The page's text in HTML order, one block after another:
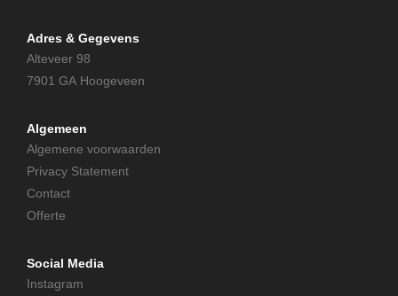
Adres & Gegevens
Alteveer 98
7901 GA Hoogeveen
Algemeen
Algemene voorwaarden
Privacy Statement
Contact
Offerte
Social Media
Instagram